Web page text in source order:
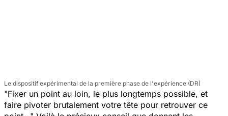
Le dispositif expérimental de la première phase de l'expérience (DR)
"Fixer un point au loin, le plus longtemps possible, et
faire pivoter brutalement votre tête pour retrouver ce